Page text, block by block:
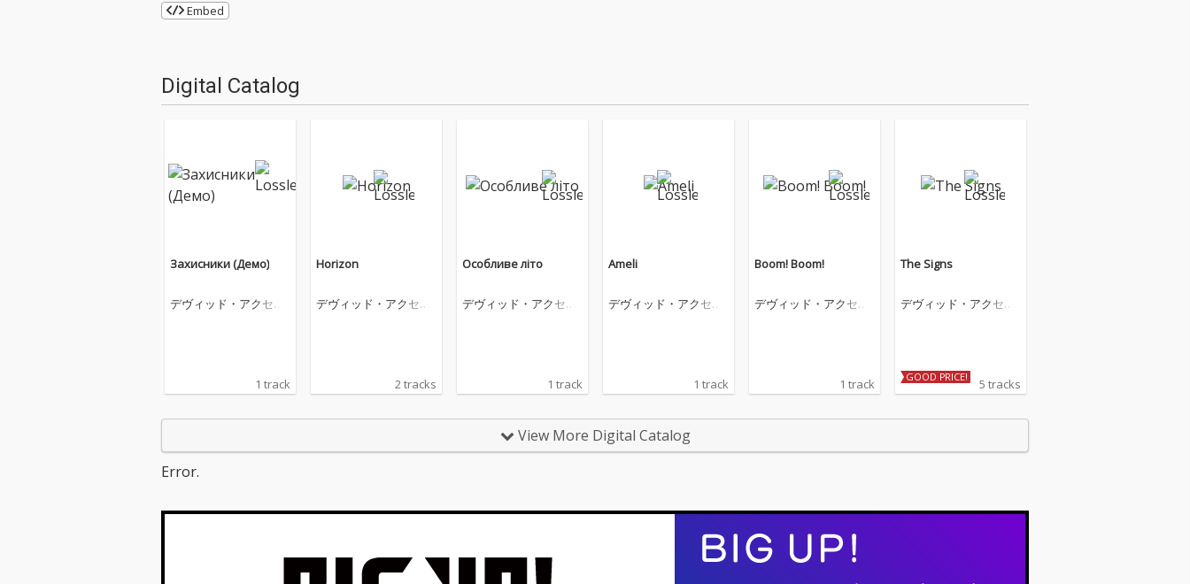
Embed
Digital Catalog
Захисники (Демо)
デヴィッド・アクセル
1 track
Horizon
デヴィッド・アクセル
2 tracks
Особливе літо
デヴィッド・アクセル
1 track
Ameli
デヴィッド・アクセル
1 track
Boom! Boom!
デヴィッド・アクセル
1 track
The Signs
デヴィッド・アクセル
GOOD PRICE! 5 tracks
View More Digital Catalog
Error.